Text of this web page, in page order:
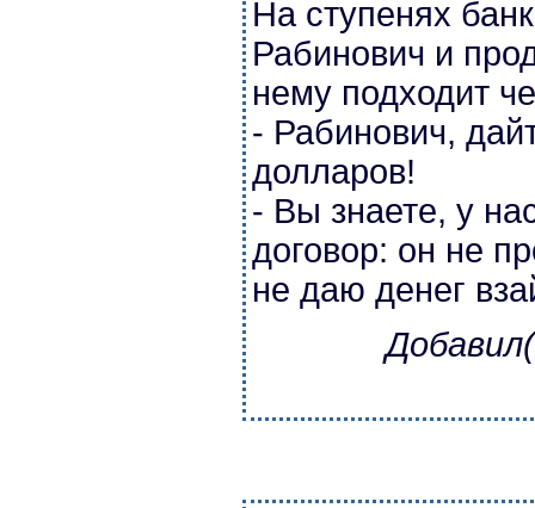
На ступенях
Рабинович и
нему подходит
- Рабинович,
долларов!
- Вы знаете, у
договор: он не
не даю денег